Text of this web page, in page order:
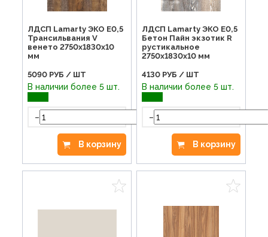
ЛДСП Lamarty ЭКО E0,5
Трансильвания V
венето 2750х1830х10
мм
5090 РУБ / ШТ
В наличии более 5 шт.
-
В корзину
ЛДСП Lamarty ЭКО E0,5
Бетон Пайн экзотик R
рустикальное
2750х1830х10 мм
4130 РУБ / ШТ
В наличии более 5 шт.
-
В корзину